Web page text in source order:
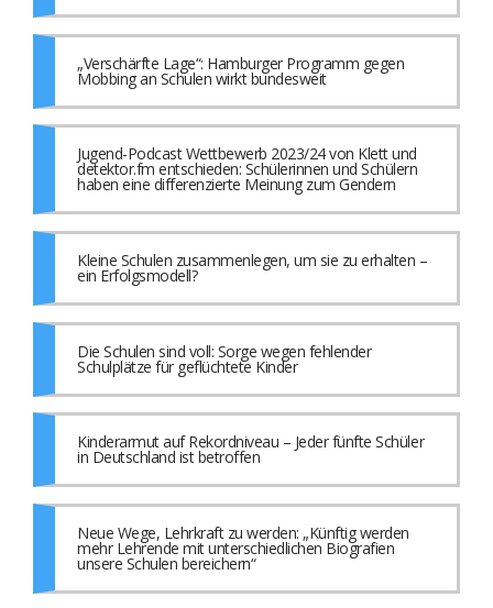
„Verschärfte Lage“: Hamburger Programm gegen
Mobbing an Schulen wirkt bundesweit
Jugend-Podcast Wettbewerb 2023/24 von Klett und
detektor.fm entschieden: Schülerinnen und Schülern
haben eine differenzierte Meinung zum Gendern
Kleine Schulen zusammenlegen, um sie zu erhalten –
ein Erfolgsmodell?
Die Schulen sind voll: Sorge wegen fehlender
Schulplätze für geflüchtete Kinder
Kinderarmut auf Rekordniveau – Jeder fünfte Schüler
in Deutschland ist betroffen
Neue Wege, Lehrkraft zu werden: „Künftig werden
mehr Lehrende mit unterschiedlichen Biografien
unsere Schulen bereichern“